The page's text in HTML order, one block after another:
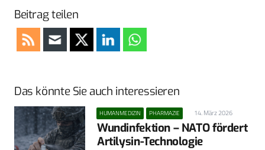
Beitrag teilen
Das könnte Sie auch interessieren
HUMANMEDIZIN PHARMAZIE 14. März 2026
Wundinfektion – NATO fördert
Artilysin-Technologie